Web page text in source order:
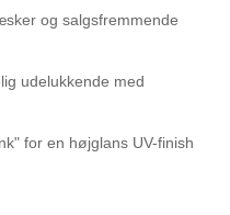
og salgsfremmende
udelukkende med
for en højglans UV-finish